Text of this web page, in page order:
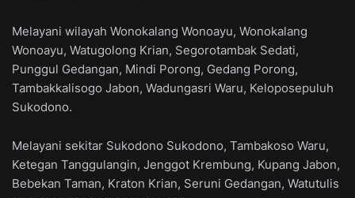
Melayani wilayah Wonokalang Wonoayu, Wonokalang
Wonoayu, Watugolong Krian, Segorotambak Sedati,
Punggul Gedangan, Mindi Porong, Gedang Porong,
Tambakkalisogo Jabon, Wadungasri Waru, Keloposepuluh
Sukodono.
Melayani sekitar Sukodono Sukodono, Tambakoso Waru,
Ketegan Tanggulangin, Jenggot Krembung, Kupang Jabon,
Bebekan Taman, Kraton Krian, Seruni Gedangan, Watutulis